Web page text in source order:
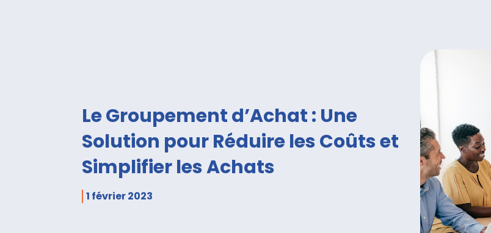
Le Groupement d’Achat : Une
Solution pour Réduire les Coûts et
Simplifier les Achats
1 février 2023